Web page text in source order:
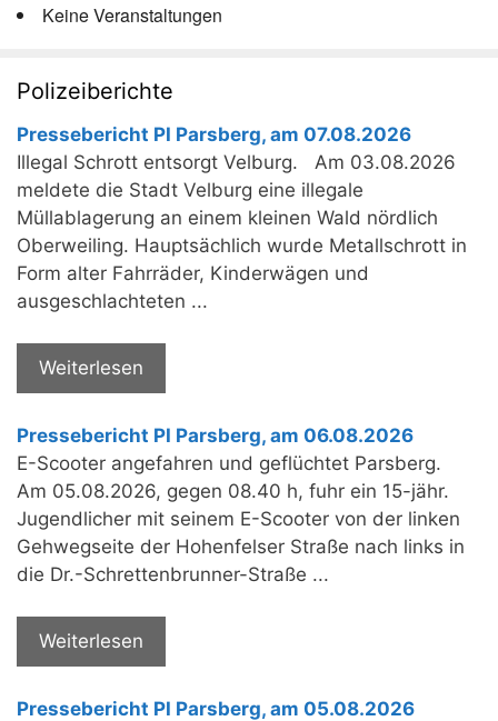
Keine Veranstaltungen
Polizeiberichte
Pressebericht PI Parsberg, am 07.08.2026
Illegal Schrott entsorgt Velburg. Am 03.08.2026
meldete die Stadt Velburg eine illegale
Müllablagerung an einem kleinen Wald nördlich
Oberweiling. Hauptsächlich wurde Metallschrott in
Form alter Fahrräder, Kinderwägen und
ausgeschlachteten ...
Weiterlesen
Pressebericht PI Parsberg, am 06.08.2026
E-Scooter angefahren und geflüchtet Parsberg.
Am 05.08.2026, gegen 08.40 h, fuhr ein 15-jähr.
Jugendlicher mit seinem E-Scooter von der linken
Gehwegseite der Hohenfelser Straße nach links in
die Dr.-Schrettenbrunner-Straße ...
Weiterlesen
Pressebericht PI Parsberg, am 05.08.2026